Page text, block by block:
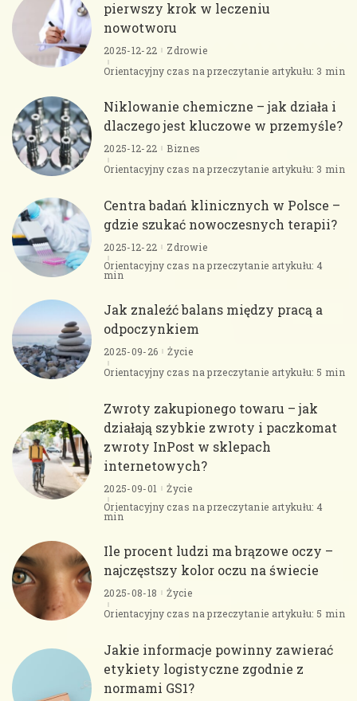
pierwszy krok w leczeniu
nowotworu
2025-12-22
Zdrowie
Orientacyjny czas na przeczytanie artykułu: 3 min
Niklowanie chemiczne – jak działa i
dlaczego jest kluczowe w przemyśle?
2025-12-22
Biznes
Orientacyjny czas na przeczytanie artykułu: 3 min
Centra badań klinicznych w Polsce –
gdzie szukać nowoczesnych terapii?
2025-12-22
Zdrowie
Orientacyjny czas na przeczytanie artykułu: 4
min
Jak znaleźć balans między pracą a
odpoczynkiem
2025-09-26
Życie
Orientacyjny czas na przeczytanie artykułu: 5 min
Zwroty zakupionego towaru – jak
działają szybkie zwroty i paczkomat
zwroty InPost w sklepach
internetowych?
2025-09-01
Życie
Orientacyjny czas na przeczytanie artykułu: 4
min
Ile procent ludzi ma brązowe oczy –
najczęstszy kolor oczu na świecie
2025-08-18
Życie
Orientacyjny czas na przeczytanie artykułu: 5 min
Jakie informacje powinny zawierać
etykiety logistyczne zgodnie z
normami GS1?